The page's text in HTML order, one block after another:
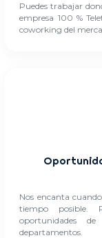
Puedes trabajar
empresa 100 %
coworking del
Nos encanta
tiempo posible.
oportunidades
departamentos.